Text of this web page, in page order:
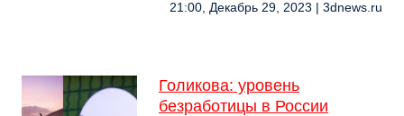
21:00, Декабрь 29, 2023 | 3dnews.ru
Голикова: уровень
безработицы в России